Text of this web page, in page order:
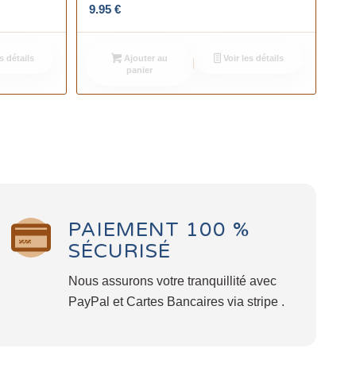
détails
9.95€
Ajouter au
panier
Voir les détails
PAIEMENT 100 %
SÉCURISÉ
Nous assurons votre tranquillité avec
PayPal et Cartes Bancaires via stripe .